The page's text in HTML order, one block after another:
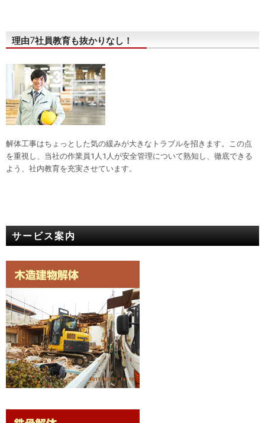
理由7社員教育も抜かりなし！
解体工事はちょっとした気の緩みが大きなトラブルを招きます。この点
を重視し、当社の作業員1人1人が安全管理について熟知し、徹底できる
よう、社内教育を充実させています。
サービス案内